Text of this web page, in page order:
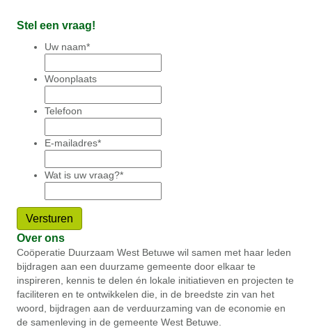
Stel een vraag!
Uw naam*
Woonplaats
Telefoon
E-mailadres*
Wat is uw vraag?*
Versturen
Over ons
Coöperatie Duurzaam West Betuwe wil samen met haar leden
bijdragen aan een duurzame gemeente door elkaar te
inspireren, kennis te delen én lokale initiatieven en projecten te
faciliteren en te ontwikkelen die, in de breedste zin van het
woord, bijdragen aan de verduurzaming van de economie en
de samenleving in de gemeente West Betuwe.